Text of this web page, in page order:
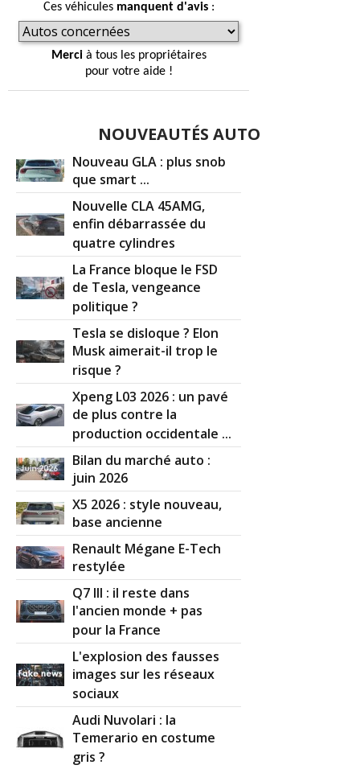
Ces véhicules manquent d'avis:
Mercià tous les propriétaires
pour votre aide !
NOUVEAUTÉS AUTO
Nouveau GLA : plus snob
que smart ...
Nouvelle CLA 45AMG,
enfin débarrassée du
quatre cylindres
La France bloque le FSD
de Tesla, vengeance
politique ?
Tesla se disloque ? Elon
Musk aimerait-il trop le
risque ?
Xpeng L03 2026 : un pavé
de plus contre la
production occidentale ...
Bilan du marché auto :
juin 2026
X5 2026 : style nouveau,
base ancienne
Renault Mégane E-Tech
restylée
Q7 III : il reste dans
l'ancien monde + pas
pour la France
L'explosion des fausses
images sur les réseaux
sociaux
Audi Nuvolari : la
Temerario en costume
gris ?